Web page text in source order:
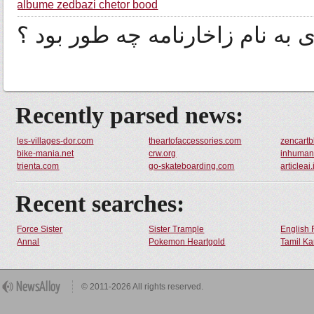
albume zedbazi chetor bood
به نام زاخارنامه چه طور بود ؟
Recently parsed news:
les-villages-dor.com theartofaccessories.com
bike-mania.net
crw.org
trienta.com
go-skateboarding.com
Recent searches:
Force Sister Sister Trample
English
Annal
Pokemon Heartgold Tamil
© 2011-2026 All rights reserved.